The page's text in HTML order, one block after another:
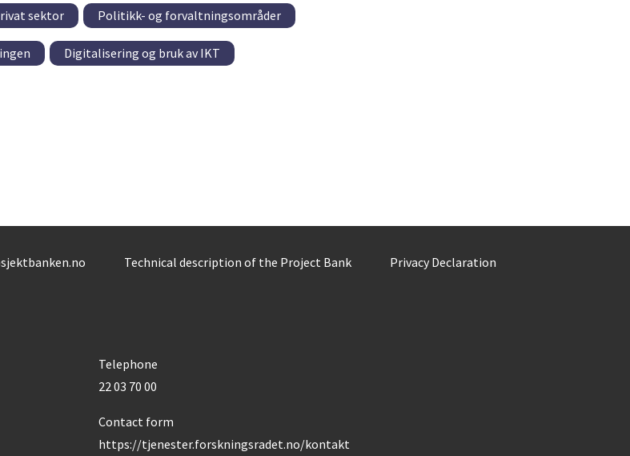
sektor Politikk- og forvaltningsområder
Digitalisering og bruk av IKT
Technical description of the Project Bank Privacy Declaration
Telephone
22 03 70 00
Contact form
https://tjenester.forskningsradet.no/kontakt